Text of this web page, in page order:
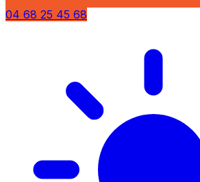
04 68 25 45 68